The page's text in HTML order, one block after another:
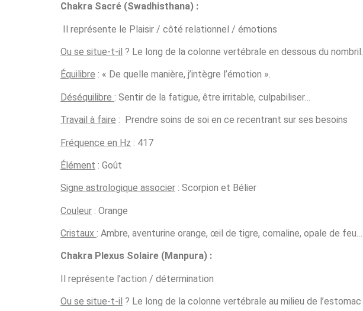
Chakra Sacré (Swadhisthana) :
Il représente le Plaisir / côté relationnel / émotions
Ou se situe-t-il ? Le long de la colonne vertébrale en dessous du nombril.
Équilibre : « De quelle manière, j’intègre l’émotion ».
Déséquilibre : Sentir de la fatigue, être irritable, culpabiliser…
Travail à faire : Prendre soins de soi en ce recentrant sur ses besoins
Fréquence en Hz : 417
Élément : Goût
Signe astrologique associer : Scorpion et Bélier
Couleur : Orange
Cristaux : Ambre, aventurine orange, œil de tigre, cornaline, opale de feu…
Chakra Plexus Solaire (Manpura) :
Il représente l’action / détermination
Ou se situe-t-il ? Le long de la colonne vertébrale au milieu de l’estomac